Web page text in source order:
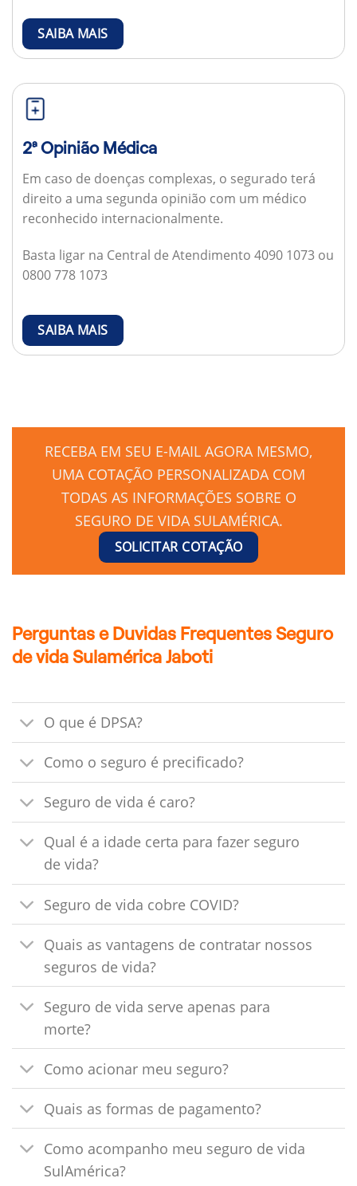
SAIBA MAIS
2ª Opinião Médica
Em caso de doenças complexas, o segurado terá
direito a uma segunda opinião com um médico
reconhecido internacionalmente.
Basta ligar na Central de Atendimento 4090 1073 ou
0800 778 1073
SAIBA MAIS
RECEBA EM SEU E-MAIL AGORA MESMO,
UMA COTAÇÃO PERSONALIZADA COM
TODAS AS INFORMAÇÕES SOBRE O
SEGURO DE VIDA SULAMÉRICA.
SOLICITAR COTAÇÃO
Perguntas e Duvidas Frequentes Seguro
de vida Sulamérica Jaboti
O que é DPSA?
Como o seguro é precificado?
Seguro de vida é caro?
Qual é a idade certa para fazer seguro
de vida?
Seguro de vida cobre COVID?
Quais as vantagens de contratar nossos
seguros de vida?
Seguro de vida serve apenas para
morte?
Como acionar meu seguro?
Quais as formas de pagamento?
Como acompanho meu seguro de vida
SulAmérica?